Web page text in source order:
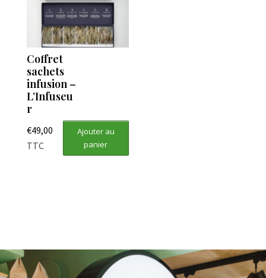
Coffret
sachets
infusion –
L’Infuseu
r
€49,00
TTC
Ajouter au
panier